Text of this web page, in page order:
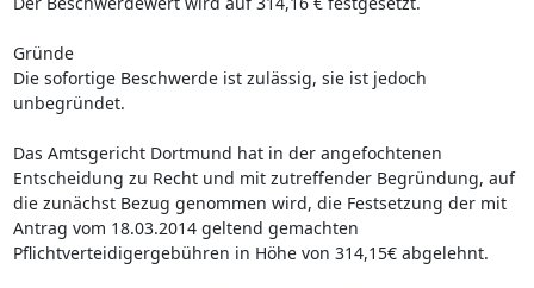
Gründe
Die sofortige Beschwerde ist zulässig, sie ist jedoch
unbegründet.
Das Amtsgericht Dortmund hat in der angefochtenen
Entscheidung zu Recht und mit zutreffender Begründung, auf
die zunächst Bezug genommen wird, die Festsetzung der mit
Antrag vom 18.03.2014 geltend gemachten
Pflichtverteidigergebühren in Höhe von 314,15€ abgelehnt.